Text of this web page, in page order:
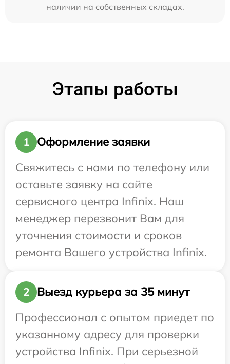
наличии на собственных складах.
Этапы работы
1
Оформление заявки
Свяжитесь с нами по телефону или
оставьте заявку на сайте
сервисного центра Infinix. Наш
менеджер перезвонит Вам для
уточнения стоимости и сроков
ремонта Вашего устройства Infinix.
2
Выезд курьера за 35 минут
Профессионал с опытом приедет по
указанному адресу для проверки
устройства Infinix. При серьезной